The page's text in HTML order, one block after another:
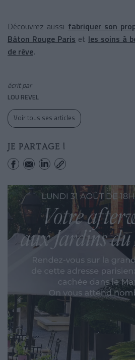
Découvrez aussi fabriquer son
Bâton Rouge Paris et les soins à
de rêve.
écrit par
LOU REVEL
Voir tous ses articles
JE PARTAGE !